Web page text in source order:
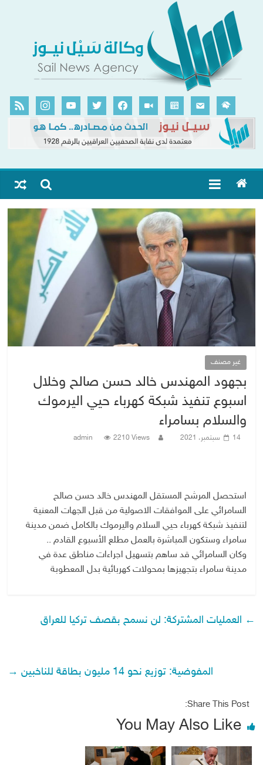
غير مصنف
بجهود المهندس خالد حسن صالح وخلال
اسبوع تنفيذ شبكة كهرباء حيي اليرموك
والسلام بسامراء
14 سبتمبر، 2021 admin 2210 Views
استحصل المرشح المستقل المهندس خالد حسن صالح
السامرائي على الموافقات الاصولية من قبل الجهات المعنية
لتنفيذ شبكة كهرباء حيي السلام واليرموك بالكامل ضمن مدينة
سامراء وستكون المباشرة بالعمل مطلع الأسبوع القادم ..
وكان السامرائي قد ساهم بتسهيل اجراءات مناطق عدة في
مدينة سامراء بتجهيزها بمحولات كهربائية بدل المعطوبة
← العمليات المشتركة: لن نسمح بقصف تركيا للعراق
المفوضية: توزيع نحو 14 مليون بطاقة للناخبين →
Share This Post:
You May Also Like